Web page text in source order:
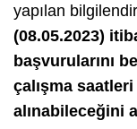
yapılan
(08.05.2023)
başvurularını
çalışma
alınabileceğini